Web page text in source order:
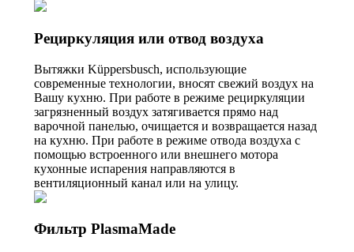
Рециркуляция или отвод воздуха
Вытяжки Küppersbusch, использующие
современные технологии, вносят свежий воздух на
Вашу кухню. При работе в режиме рециркуляции
загрязненный воздух затягивается прямо над
варочной панелью, очищается и возвращается назад
на кухню. При работе в режиме отвода воздуха с
помощью встроенного или внешнего мотора
кухонные испарения направляются в
вентиляционный канал или на улицу.
Фильтр PlasmaMade